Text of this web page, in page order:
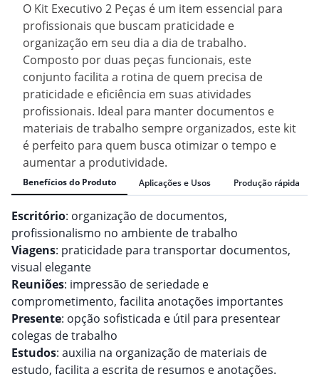
O Kit Executivo 2 Peças é um item essencial para
profissionais que buscam praticidade e
organização em seu dia a dia de trabalho.
Composto por duas peças funcionais, este
conjunto facilita a rotina de quem precisa de
praticidade e eficiência em suas atividades
profissionais. Ideal para manter documentos e
materiais de trabalho sempre organizados, este kit
é perfeito para quem busca otimizar o tempo e
aumentar a produtividade.
Benefícios do Produto Aplicações e Usos Produção rápida
Escritório: organização de documentos,
profissionalismo no ambiente de trabalho
Viagens: praticidade para transportar documentos,
visual elegante
Reuniões: impressão de seriedade e
comprometimento, facilita anotações importantes
Presente: opção sofisticada e útil para presentear
colegas de trabalho
Estudos: auxilia na organização de materiais de
estudo, facilita a escrita de resumos e anotações.